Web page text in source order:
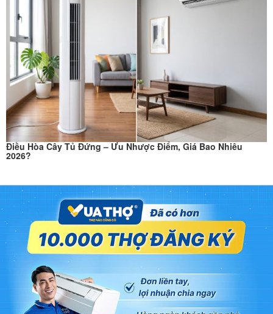
Điều Hòa Cây Tủ Đứng – Ưu Nhược Điểm, Giá Bao Nhiêu
2026?